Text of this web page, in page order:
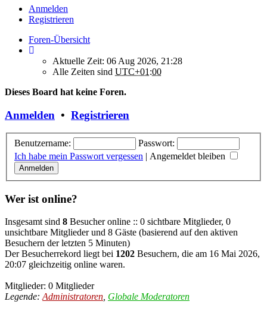
Anmelden
Registrieren
Foren-Übersicht
Aktuelle Zeit: 06 Aug 2026, 21:28
Alle Zeiten sind UTC+01:00
Dieses Board hat keine Foren.
Anmelden • Registrieren
Benutzername:
Passwort:
Ich habe mein Passwort vergessen | Angemeldet bleiben
Wer ist online?
Insgesamt sind 8 Besucher online :: 0 sichtbare Mitglieder, 0
unsichtbare Mitglieder und 8 Gäste (basierend auf den aktiven
Besuchern der letzten 5 Minuten)
Der Besucherrekord liegt bei 1202 Besuchern, die am 16 Mai 2026,
20:07 gleichzeitig online waren.
Mitglieder: 0 Mitglieder
Legende:Administratoren, Globale Moderatoren